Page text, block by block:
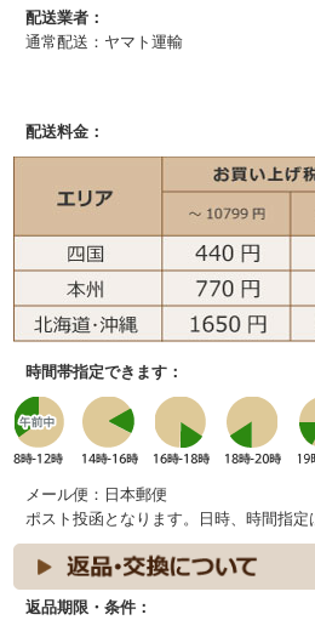
配送業者：
通常配送：ヤマト運輸
配送料金：
時間帯指定できます：
メール便：日本郵便
ポスト投函となります。日時、時間指定
返品期限・条件：